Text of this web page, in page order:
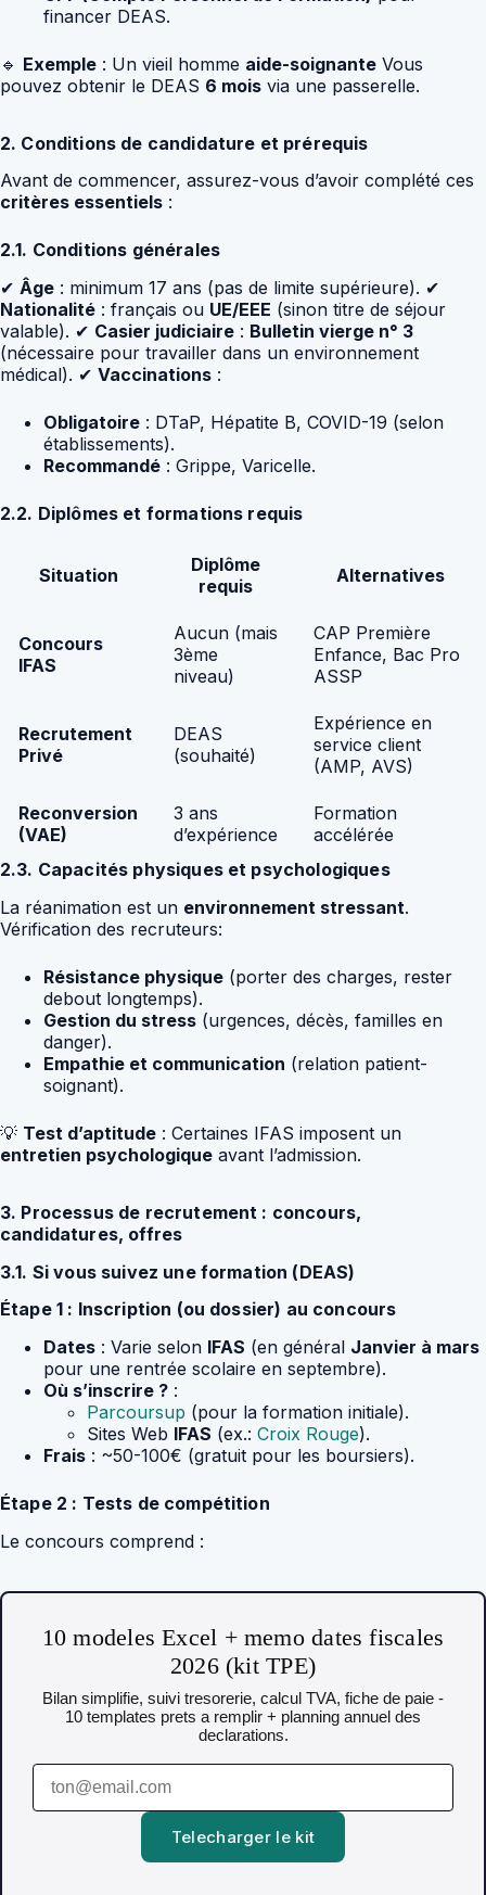
financer DEAS.
🔹 Exemple : Un vieil homme aide-soignante Vous
pouvez obtenir le DEAS 6 mois via une passerelle.
2. Conditions de candidature et prérequis
Avant de commencer, assurez-vous d’avoir complété ces
critères essentiels :
2.1. Conditions générales
✔ Âge : minimum 17 ans (pas de limite supérieure). ✔
Nationalité : français ou UE/EEE (sinon titre de séjour
valable). ✔ Casier judiciaire : Bulletin vierge n° 3
(nécessaire pour travailler dans un environnement
médical). ✔ Vaccinations :
Obligatoire : DTaP, Hépatite B, COVID-19 (selon
établissements).
Recommandé : Grippe, Varicelle.
2.2. Diplômes et formations requis
Situation
Diplôme
requis
Alternatives
Concours
IFAS
Aucun (mais
3ème
niveau)
CAP Première
Enfance, Bac Pro
ASSP
Recrutement
Privé
DEAS
(souhaité)
Expérience en
service client
(AMP, AVS)
Reconversion
(VAE)
3 ans
d’expérience
Formation
accélérée
2.3. Capacités physiques et psychologiques
La réanimation est un environnement stressant.
Vérification des recruteurs:
Résistance physique (porter des charges, rester
debout longtemps).
Gestion du stress (urgences, décès, familles en
danger).
Empathie et communication (relation patient-
soignant).
💡 Test d’aptitude : Certaines IFAS imposent un
entretien psychologique avant l’admission.
3. Processus de recrutement : concours,
candidatures, offres
3.1. Si vous suivez une formation (DEAS)
Étape 1 : Inscription (ou dossier) au concours
Dates : Varie selon IFAS (en général Janvier à mars
pour une rentrée scolaire en septembre).
Où s’inscrire ? :
Parcoursup (pour la formation initiale).
Sites Web IFAS (ex.: Croix Rouge).
Frais : ~50-100€ (gratuit pour les boursiers).
Étape 2 : Tests de compétition
Le concours comprend :
10 modeles Excel + memo dates fiscales
2026 (kit TPE)
Bilan simplifie, suivi tresorerie, calcul TVA, fiche de paie -
10 templates prets a remplir + planning annuel des
declarations.
Telecharger le kit